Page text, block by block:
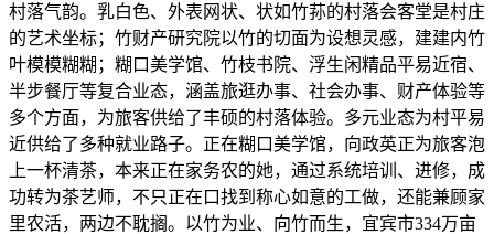
村落气韵。乳白色、外表网状、状如竹荪的村落会客堂是村庄
的艺术坐标；竹财产研究院以竹的切面为设想灵感，建建内竹
叶模模糊糊；糊口美学馆、竹枝书院、浮生闲精品平易近宿、
半步餐厅等复合业态，涵盖旅逛办事、社会办事、财产体验等
多个方面，为旅客供给了丰硕的村落体验。多元业态为村平易
近供给了多种就业路子。正在糊口美学馆，向政英正为旅客泡
上一杯清茶，本来正在家务农的她，通过系统培训、进修，成
功转为茶艺师，不只正在口找到称心如意的工做，还能兼顾家
里农活，两边不耽搁。以竹为业、向竹而生，宜宾市334万亩